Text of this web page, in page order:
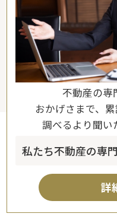
不動産の専
おかげさまで、
調べるより聞い
私たち不動産の専
詳